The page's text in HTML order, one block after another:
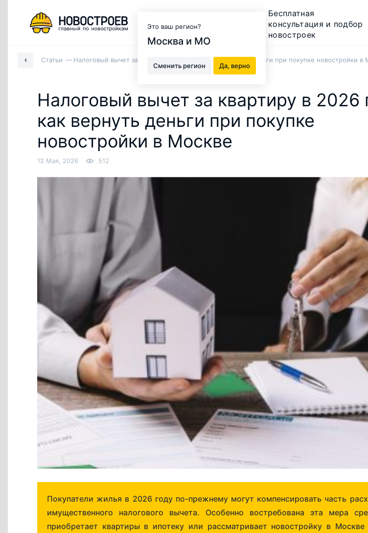
Это ваш регион?
Москва и МО
Сменить регион Да, верно
Бесплатная
консультация и подбор
новостроек
Статьи Налоговый вычет за квартиру в 2026 году: как вернуть деньги при покупке новостройки в
Налоговый вычет за квартиру в 2026
как вернуть деньги при покупке
новостройки в Москве
12 Мая, 2026 512
Покупатели жилья в 2026 году по-прежнему могут компенсировать часть
имущественного налогового вычета. Особенно востребована эта мера
приобретает квартиры в ипотеку или рассматривает новостройку в